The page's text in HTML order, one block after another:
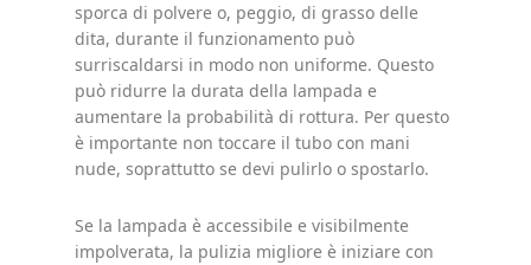
sporca di polvere o, peggio, di grasso delle
dita, durante il funzionamento può
surriscaldarsi in modo non uniforme. Questo
può ridurre la durata della lampada e
aumentare la probabilità di rottura. Per questo
è importante non toccare il tubo con mani
nude, soprattutto se devi pulirlo o spostarlo.
Se la lampada è accessibile e visibilmente
impolverata, la pulizia migliore è iniziare con